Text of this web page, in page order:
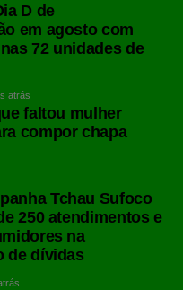
D de
em agosto com
72 unidades de
atrás
faltou mulher
compor chapa
Tchau Sufoco
250 atendimentos e
na
de dívidas